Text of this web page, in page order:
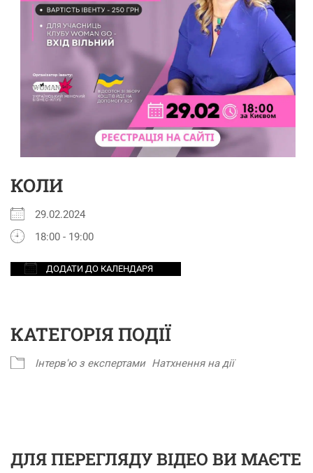
КОЛИ
29.02.2024
18:00 - 19:00
ДОДАТИ ДО КАЛЕНДАРЯ
КАТЕГОРІЯ ПОДІЇ
Інтерв'ю з експертами Натхнення на дії
ДЛЯ ПЕРЕГЛЯДУ ВІДЕО ВИ МАЄТЕ